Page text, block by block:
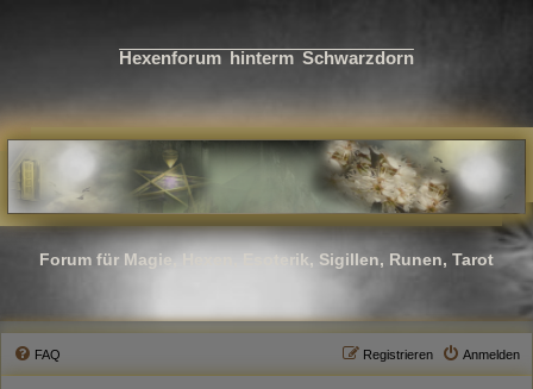
Hexenforum hinterm Schwarzdorn
Forum für Magie, Hexen, Esoterik, Sigillen, Runen, Tarot
FAQ Anmelden
Registrieren